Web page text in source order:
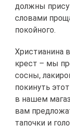
должны
словами
покойного.
Христианина
крест – мы
сосны,
покинуть
в нашем
вам
тапочки и